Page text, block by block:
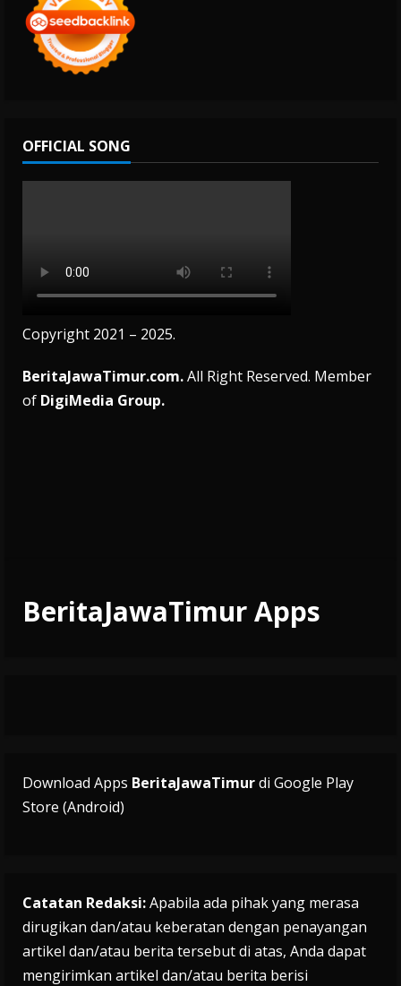
OFFICIAL SONG
Copyright 2021 – 2025.
BeritaJawaTimur.com.All Right Reserved. Member
of DigiMedia Group.
BeritaJawaTimur Apps
Download Apps BeritaJawaTimurdi Google Play
Store (Android)
Catatan Redaksi:Apabila ada pihak yang merasa
dirugikan dan/atau keberatan dengan penayangan
artikel dan/atau berita tersebut di atas, Anda dapat
mengirimkan artikel dan/atau berita berisi